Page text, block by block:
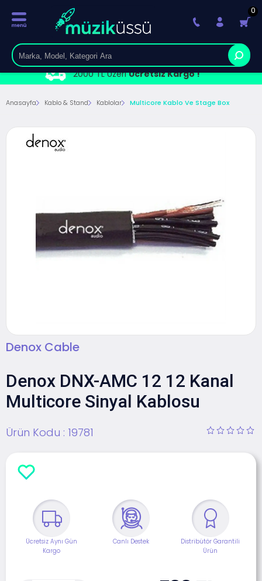
2000 TL ÜzeriÜcretsiz Kargo !
0
Anasayfa Kablo & Stand Kablolar Multicore Kablo Ve Stage Box
Denox Cable
Denox DNX-AMC 12 12 Kanal
Multicore Sinyal Kablosu
Ürün Kodu : 19781
Ücretsiz Aynı Gün
Kargo
Canlı Destek
Distribütör Garantili
Ürün